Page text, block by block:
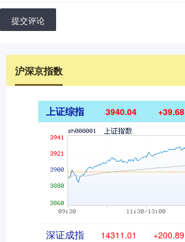
提交评论
沪深京指数
上证综指 3940.04 +39.68
深证成指 14311.01 +200.89